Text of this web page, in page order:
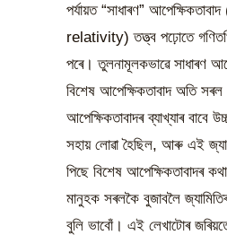
পৰ্যায়ত “সাধাৰণ”
relativity) তত্ত্ব পঢ়োতে
পৰে। তুলনামূলকভাৱে সাধাৰণ
বিশেষ আপেক্ষিকতাবাদ অতি
আপেক্ষিকতাবাদৰ ব্যাখ্যাৰ বাবে
সহায় লোৱা হৈছিল, আৰু এই
পিছে বিশেষ আপেক্ষিকতাবাদৰ
মানুহক সৰলকৈ বুজাবলৈ
বুলি ভাবোঁ। এই লেখাটোৰ